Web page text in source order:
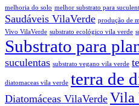
melhoria do solo melhor substrato para
Saudáveis VilaVerde produção de
Vivo VilaVerde substrato ecológico vila verde
Substrato para
suculentas substrato vegano vila verde
diatomaceas vila verde terra de
Diatomáceas VilaVerde Vila